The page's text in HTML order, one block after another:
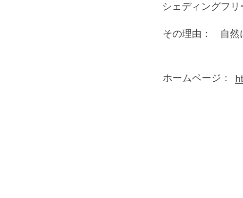
シェディングフリ
その理由： 自然
ホームページ：